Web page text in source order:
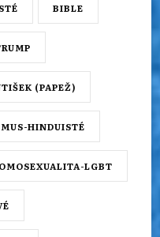
BIBLE
(PAPEŽ)
HINDUISTÉ
LGBT